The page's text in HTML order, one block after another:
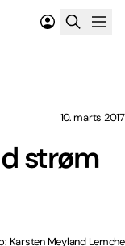
strøm
10. marts 2017
Karsten Meyland Lemche